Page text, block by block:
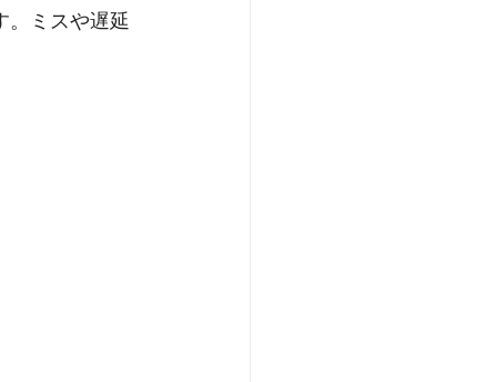
。ミスや遅延